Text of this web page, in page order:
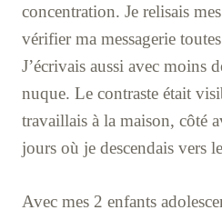
concentration. Je relisais
vérifier ma messagerie
J’écrivais aussi avec moins
nuque. Le contraste était
travaillais à la maison, côté
jours où je descendais vers
Avec mes 2 enfants